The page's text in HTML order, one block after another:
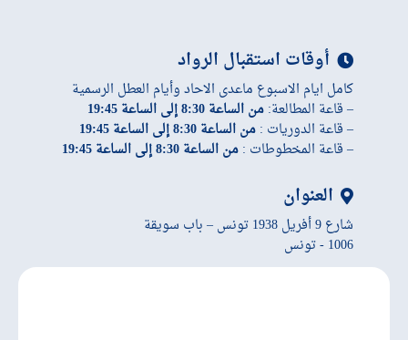
أوقات استقبال الرواد
كامل ايام الاسبوع ماعدى الاحاد وأيام العطل الرسمية
– قاعة المطالعة:من الساعة 8:30 إلى الساعة 19:45
– قاعة الدوريات :من الساعة 8:30 إلى الساعة 19:45
– قاعة المخطوطات :من الساعة 8:30 إلى الساعة 19:45
العنوان
شارع 9 أفريل 1938 تونس – باب سويقة
1006 - تونس